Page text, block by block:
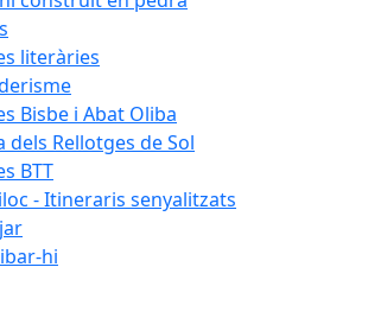
literàries
Bisbe i Abat Oliba
dels Rellotges de Sol
BTT
- Itineraris senyalitzats
hi